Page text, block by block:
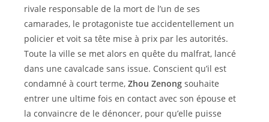
rivale responsable de la mort de l’un de ses
camarades, le protagoniste tue accidentellement un
policier et voit sa tête mise à prix par les autorités.
Toute la ville se met alors en quête du malfrat, lancé
dans une cavalcade sans issue. Conscient qu’il est
condamné à court terme, Zhou Zenong souhaite
entrer une ultime fois en contact avec son épouse et
la convaincre de le dénoncer, pour qu’elle puisse